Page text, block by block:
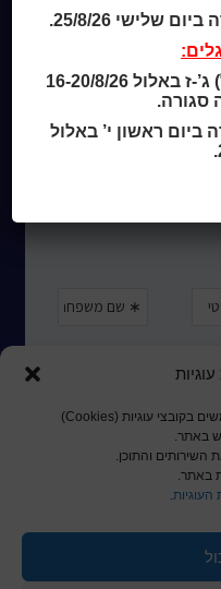
כדי לספק את החוויה הטובה ביותר, אנו משתמשים בקובצי עוגיות (Cookies)
באתר.
והתוכן.
באתר.
העוגיות.
שלישי 25/8/26.
בימים ראשון עד חמישי (כולל) ג’-ז באלול 16-20/8/26
סגורה.
ביום ראשון י’ באלול